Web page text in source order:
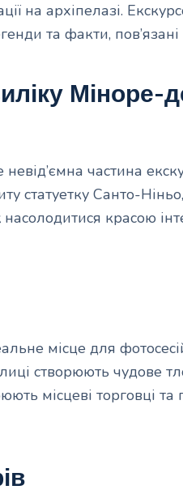
на архіпелазі.
та факти,
невід’ємна частина
статуетку Санто-
красою
місце для
створюють чудове
місцеві торговці